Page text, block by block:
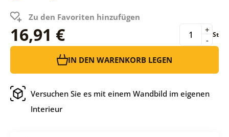
Zu den Favoriten hinzufügen
16,91 € -
+ St
IN DEN WARENKORB LEGEN
Versuchen Sie es mit einem Wandbild im eigenen
Interieur